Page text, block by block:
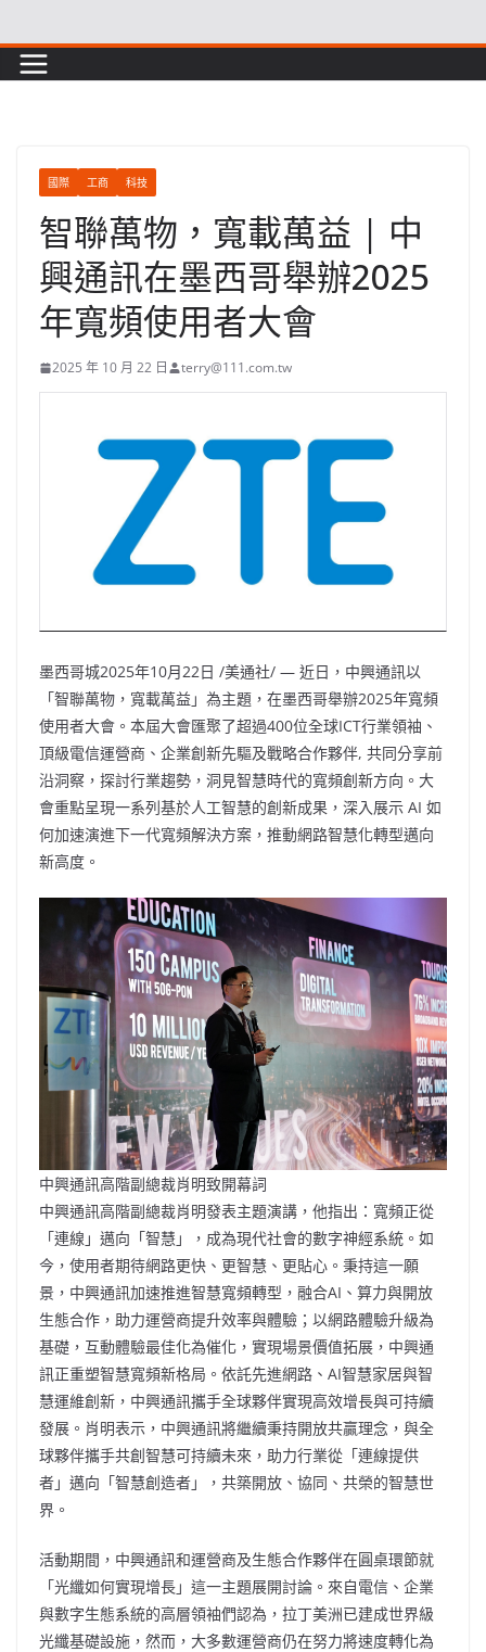
to
content
國際 工商 科技
智聯萬物，寬載萬益 | 中
興通訊在墨西哥舉辦2025
年寬頻使用者大會
2025 年 10 月 22 日 terry@111.com.tw
墨西哥城2025年10月22日 /美通社/ — 近日，中興通訊以
「智聯萬物，寬載萬益」為主題，在墨西哥舉辦2025年寬頻
使用者大會。本屆大會匯聚了超過400位全球ICT行業領袖、
頂級電信運營商、企業創新先驅及戰略合作夥伴, 共同分享前
沿洞察，探討行業趨勢，洞見智慧時代的寬頻創新方向。大
會重點呈現一系列基於人工智慧的創新成果，深入展示 AI 如
何加速演進下一代寬頻解決方案，推動網路智慧化轉型邁向
新高度。
中興通訊高階副總裁肖明致開幕詞
中興通訊高階副總裁肖明發表主題演講，他指出：寬頻正從
「連線」邁向「智慧」，成為現代社會的數字神經系統。如
今，使用者期待網路更快、更智慧、更貼心。秉持這一願
景，中興通訊加速推進智慧寬頻轉型，融合AI、算力與開放
生態合作，助力運營商提升效率與體驗；以網路體驗升級為
基礎，互動體驗最佳化為催化，實現場景價值拓展，中興通
訊正重塑智慧寬頻新格局。依託先進網路、AI智慧家居與智
慧運維創新，中興通訊攜手全球夥伴實現高效增長與可持續
發展。肖明表示，中興通訊將繼續秉持開放共贏理念，與全
球夥伴攜手共創智慧可持續未來，助力行業從「連線提供
者」邁向「智慧創造者」，共築開放、協同、共榮的智慧世
界。
活動期間，中興通訊和運營商及生態合作夥伴在圓桌環節就
「光纖如何實現增長」這一主題展開討論。來自電信、企業
與數字生態系統的高層領袖們認為，拉丁美洲已建成世界級
光纖基礎設施，然而，大多數運營商仍在努力將速度轉化為